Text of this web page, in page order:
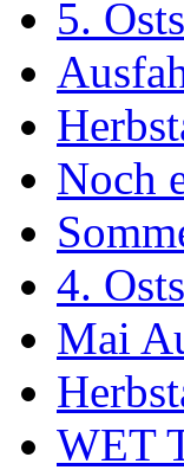
5.
Noch
4.
Mai
WET